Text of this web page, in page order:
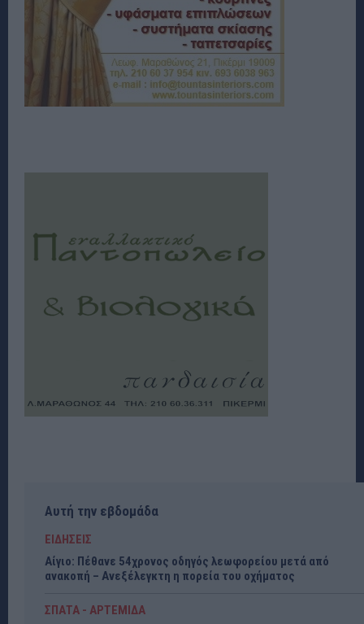
Αυτή την εβδομάδα
ΕΙΔΗΣΕΙΣ
Αίγιο: Πέθανε 54χρονος οδηγός λεωφορείου μετά από
ανακοπή – Ανεξέλεγκτη η πορεία του οχήματος
ΣΠΑΤΑ - ΑΡΤΕΜΙΔΑ